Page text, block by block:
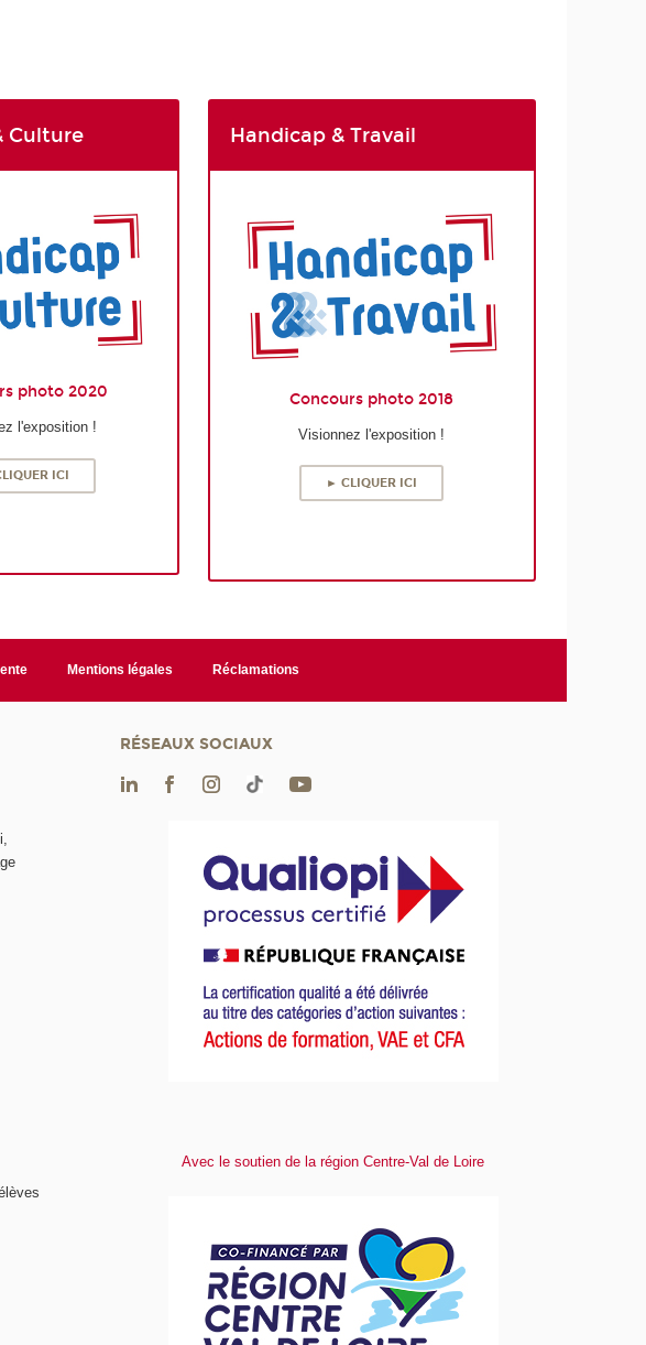
Culture
photo 2020
l'exposition !
ICI
Handicap & Travail
Concours photo 2018
Visionnez l'exposition !
► CLIQUER ICI
Mentions légales Réclamations
RÉSEAUX SOCIAUX
Avec le soutien de la région Centre-Val de Loire